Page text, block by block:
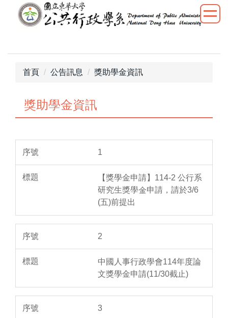
內
首頁 公告訊息 獎助學金資訊
獎助學金資訊
1
【獎學金申請】114-2 公行系
研究生獎學金申請，請於3/6
(五)前提出
2
中國人事行政學會114年度論
文獎學金申請(11/30截止)
3